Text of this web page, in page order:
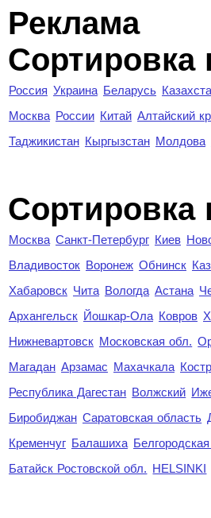
Реклама
Сортировка
Россия Украина Беларусь
Москва России Китай Алтайский
Таджикистан Кыргызстан Молдова
Cортировка
Москва Санкт-Петербург Киев
Владивосток Воронеж Обнинск
Хабаровск Чита Вологда Астана
Архангельск Йошкар-Ола Ковров
Нижневартовск Московская обл.
Магадан Арзамас Махачкала
Республика Дагестан Волжский
Биробиджан Саратовская область
Кременчуг Балашиха
Батайск Ростовской обл. HELSINKI